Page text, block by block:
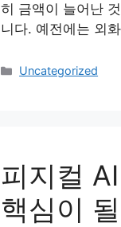
히 금액이 늘어난
니다. 예전에는 외
카
Uncategorized
피지컬
핵심이